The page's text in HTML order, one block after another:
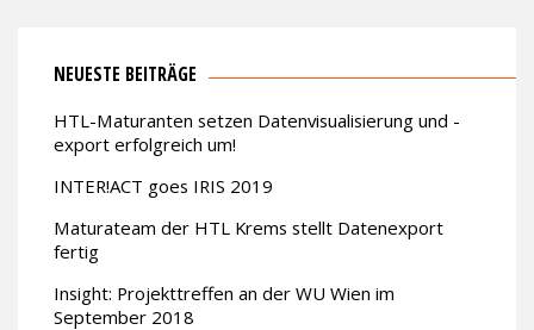
NEUESTE BEITRÄGE
HTL-Maturanten setzen Datenvisualisierung und -
export erfolgreich um!
INTER!ACT goes IRIS 2019
Maturateam der HTL Krems stellt Datenexport
fertig
Insight: Projekttreffen an der WU Wien im
September 2018